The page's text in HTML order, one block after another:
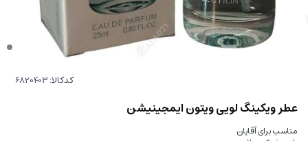
کدکالا:
عطر ویکینگ لویی ویتون ایمجینیشن
مناسب برای آقایان